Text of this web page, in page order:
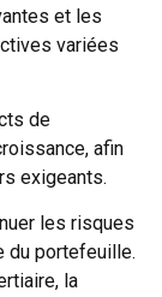
et les
variées
de
afin
exigeants.
les risques
du portefeuille.
la